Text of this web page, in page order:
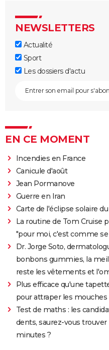
NEWSLETTERS
Actualité
Sport
Les dossiers d'actu
EN CE MOMENT
Incendies en France
Canicule d'août
Jean Pormanove
Guerre en Iran
Carte de l'éclipse solaire du
La routine de Tom Cruise
"pour moi, c'est comme
Dr. Jorge Soto,
bonbons gummies, la
reste les vêtements et
Plus efficace qu'une
pour attraper les mouches
Test de maths : les
dents, saurez-vous
minutes ?